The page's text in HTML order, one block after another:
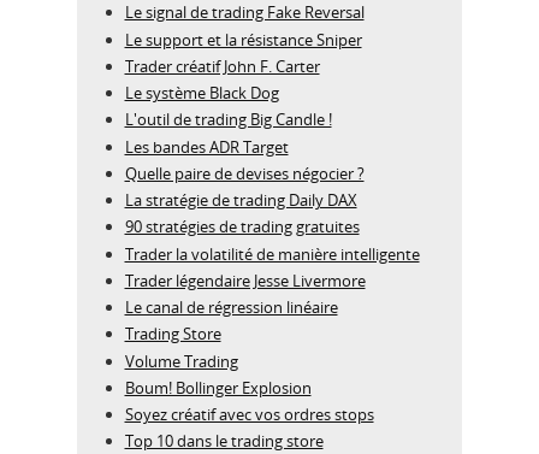
Le signal de trading Fake Reversal
Le support et la résistance Sniper
Trader créatif John F. Carter
Le système Black Dog
L'outil de trading Big Candle !
Les bandes ADR Target
Quelle paire de devises négocier ?
La stratégie de trading Daily DAX
90 stratégies de trading gratuites
Trader la volatilité de manière intelligente
Trader légendaire Jesse Livermore
Le canal de régression linéaire
Trading Store
Volume Trading
Boum! Bollinger Explosion
Soyez créatif avec vos ordres stops
Top 10 dans le trading store